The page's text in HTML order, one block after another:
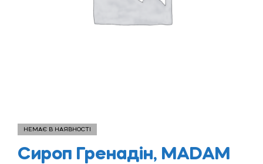
НЕМАЄ В НАЯВНОСТІ
Сироп Гренадін, MADAM